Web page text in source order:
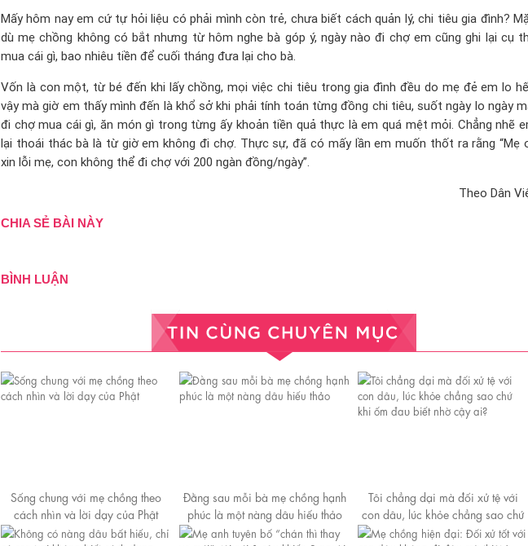
Mấy hôm nay em cứ tự hỏi liệu có phải mình còn trẻ, chưa biết cách quản lý, chi tiêu gia đình?
dù mẹ chồng không có bắt nhưng từ hôm nghe bà góp ý, ngày nào đi chợ em cũng ghi lại cụ
mua cái gì, bao nhiêu tiền để cuối tháng đưa lại cho bà.
Vốn là con một, từ bé đến khi lấy chồng, mọi việc chi tiêu trong gia đình đều do mẹ đẻ em lo
vậy mà giờ em thấy mình đến là khổ sở khi phải tính toán từng đồng chi tiêu, suốt ngày lo ngày
đi chợ mua cái gì, ăn món gì trong từng ấy khoản tiền quả thực là em quá mệt mỏi. Chẳng nhẽ
lại thoái thác bà là từ giờ em không đi chợ. Thực sự, đã có mấy lần em muốn thốt ra rằng “Mẹ
xin lỗi mẹ, con không thể đi chợ với 200 ngàn đồng/ngày”.
Theo Dân
CHIA SẺ BÀI NÀY
BÌNH LUẬN
Sống chung với mẹ chồng theo
cách nhìn và lời dạy của Phật
Đằng sau mỗi bà mẹ chồng hạnh
phúc là một nàng dâu hiếu thảo
Tôi chẳng dại mà đối xử tệ với
con dâu, lúc khỏe chẳng sao chứ
khi ốm đaᴜ biết nhờ cậy ai?